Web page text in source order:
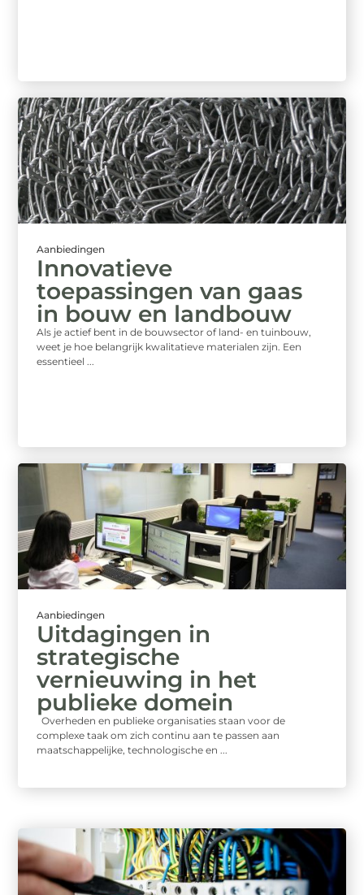
Aanbiedingen
Innovatieve
toepassingen van gaas
in bouw en landbouw
Als je actief bent in de bouwsector of land- en tuinbouw,
weet je hoe belangrijk kwalitatieve materialen zijn. Een
essentieel ...
Aanbiedingen
Uitdagingen in
strategische
vernieuwing in het
publieke domein
Overheden en publieke organisaties staan voor de
complexe taak om zich continu aan te passen aan
maatschappelijke, technologische en ...